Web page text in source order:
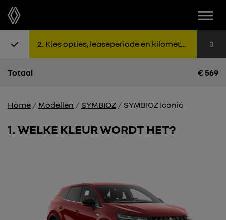
Stap 1: Kies uitvoering
2 Kies opties, leaseperiode en kilometers Stap 2:
3
Totaal € 569
Home Modellen SYMBIOZ SYMBIOZ Iconic
1 WELKE KLEUR WORDT HET?